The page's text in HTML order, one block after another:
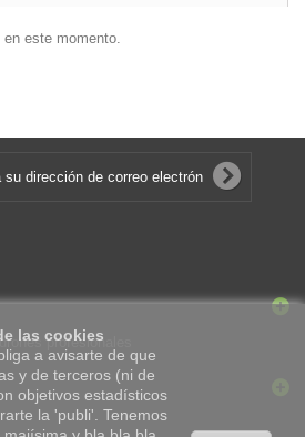
este momento.
profesionales
las cookies
a avisarte de que
y de terceros (ni de
objetivos estadísticos
la 'publi'. Tenemos